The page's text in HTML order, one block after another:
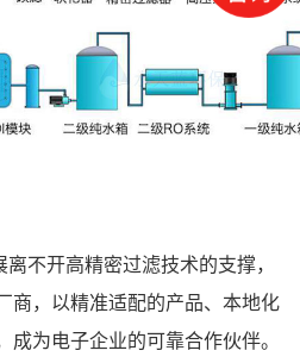
不开高精密过滤技术的支撑，
商，以精准适配的产品、本地化
为电子企业的可靠合作伙伴。